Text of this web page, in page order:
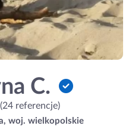
C.
(24 referencje)
woj. wielkopolskie